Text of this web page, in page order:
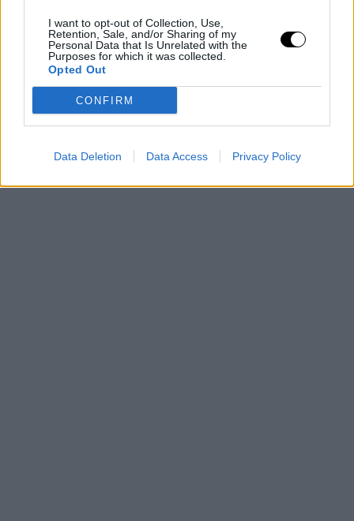
I want to opt-out of Collection, Use,
Retention, Sale, and/or Sharing of my
Personal Data that Is Unrelated with the
Purposes for which it was collected.
Opted Out
CONFIRM
Data Deletion Data Access Privacy Policy
Χάρις Αλεξίου και Ορέστης
Χαλκιάς φωτογραφήθηκαν
μαζί -Maestro reunion
01 SEP 2023
MAESTRO / ΧΡΙΣΤΟΦΟΡΟΣ ΠΑΠΑΚΑΛΙΑΤΗΣ